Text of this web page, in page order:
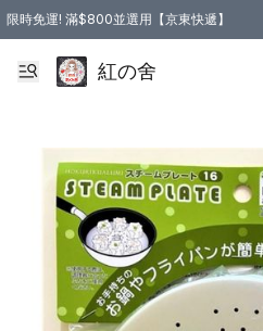
限時免運! 滿$800並選用【京東快遞】
紅の舍